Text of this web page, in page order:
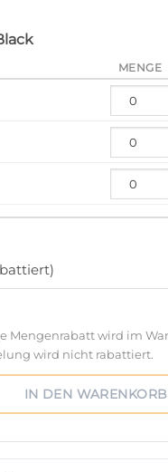
MENGE
Mengenrabatt wird im
wird nicht rabattiert.
IN DEN WARENKORB